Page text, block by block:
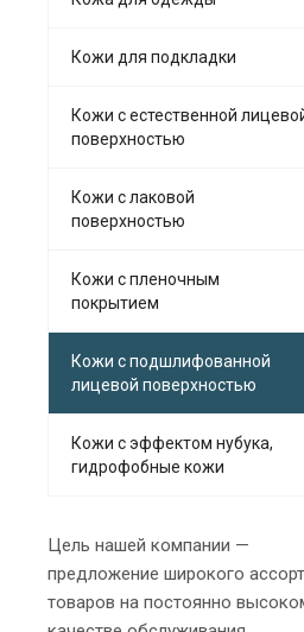
Кожи для подкладки
Кожи с естественной
поверхностью
Кожи с лаковой
поверхностью
Кожи с пленочным
покрытием
Кожи с подшлифованной
лицевой поверхностью
Кожи с эффектом нубука,
гидрофобные кожи
Цель нашей компании —
предложение широкого
товаров на постоянно